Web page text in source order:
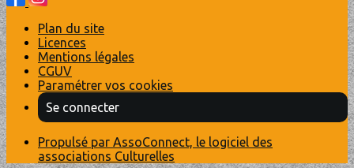
Plan du site
Licences
Mentions légales
CGUV
Paramétrer vos cookies
Se connecter
Propulsé par AssoConnect, le logiciel des
associations Culturelles